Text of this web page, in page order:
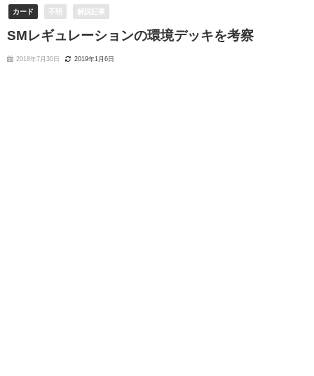
カード 不明 解説記事
SMレギュレーションの環境デッキを考察
2018年7月30日 2019年1月6日